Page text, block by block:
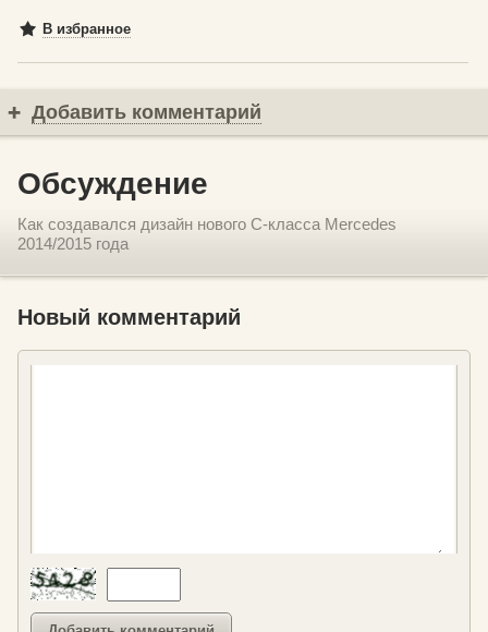
В избранное
Добавить комментарий
Обсуждение
Как создавался дизайн нового C-класса Mercedes
2014/2015 года
Новый комментарий